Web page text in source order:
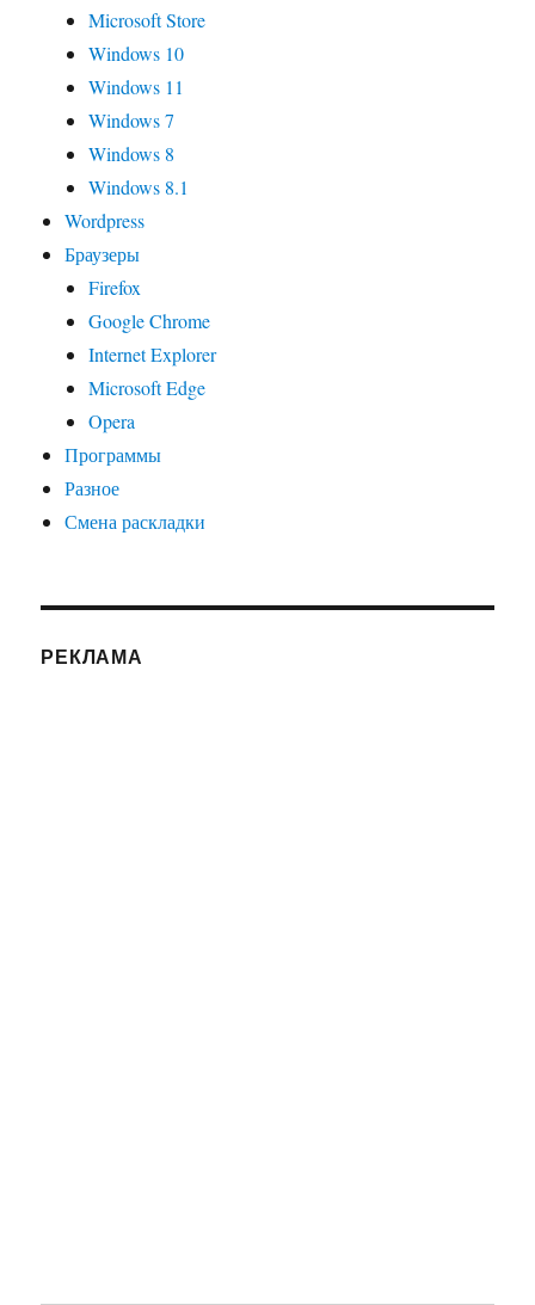
Microsoft Store
Windows 10
Windows 11
Windows 7
Windows 8
Windows 8.1
Wordpress
Браузеры
Firefox
Google Chrome
Internet Explorer
Microsoft Edge
Opera
Программы
Разное
Смена раскладки
РЕКЛАМА